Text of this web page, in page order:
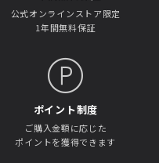
公式オンラインストア限定
1年間無料保証
ポイント制度
ご購入金額に応じた
ポイントを獲得できます